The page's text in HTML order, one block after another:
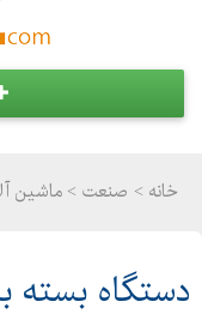
خانه > صنعت > ماشین
دستگاه بسته